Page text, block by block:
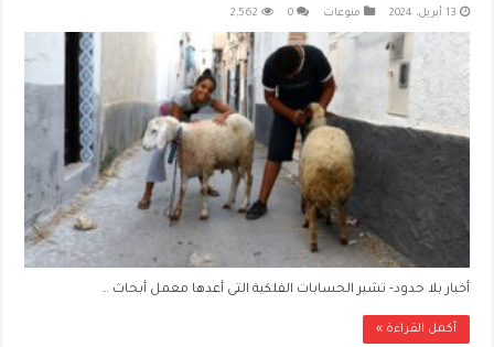
13 أبريل، 2024 منوعات 0
2,562
أخبار بلا حدود- تشير الحسابات الفلكية التى أعدها معمل أبحاث …
أكمل القراءة »